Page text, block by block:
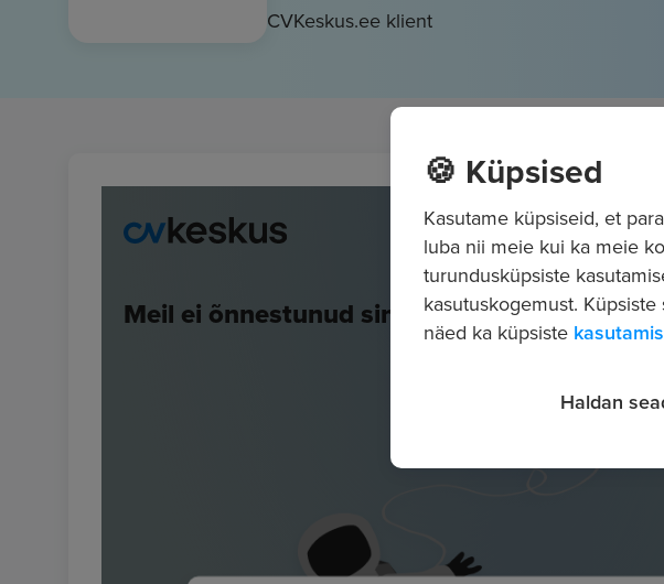
CVKeskus.ee klient
🍪 Küpsised
Kasutame küpsiseid, et
luba nii meie kui ka meie
turundusküpsiste
kasutuskogemust.
näed ka küpsiste
Haldan